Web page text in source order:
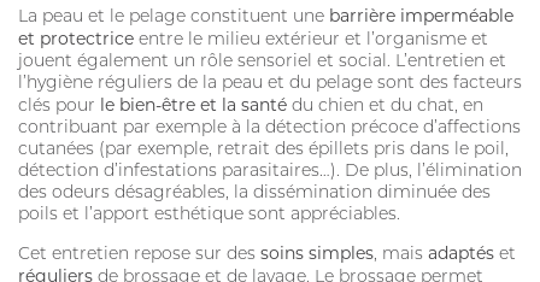
CROCHET TIRE-TIQUE
VERMIFUGE
HYGIÈNE DES YEUX ET OREILLES
SOLUTION ALTERNATIVE
La peau et le pelage constituent une barrière imperméable
et protectrice entre le milieu extérieur et l’organisme et
jouent également un rôle sensoriel et social. L’entretien et
l’hygiène réguliers de la peau et du pelage sont des facteurs
clés pour le bien-être et la santé du chien et du chat, en
contribuant par exemple à la détection précoce d’affections
cutanées (par exemple, retrait des épillets pris dans le poil,
détection d’infestations parasitaires…). De plus, l’élimination
des odeurs désagréables, la dissémination diminuée des
poils et l’apport esthétique sont appréciables.
Cet entretien repose sur des soins simples, mais adaptés et
réguliers de brossage et de lavage. Le brossage permet
Mot de passe
Mot passe oublié?
SE CONNECTER